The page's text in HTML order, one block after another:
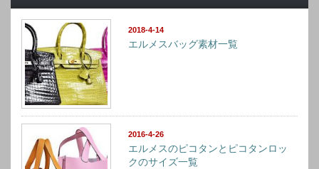
2018-4-14
エルメスバッグ素材一覧
2016-4-26
エルメスのピコタンとピコタンロッ
クのサイズ一覧